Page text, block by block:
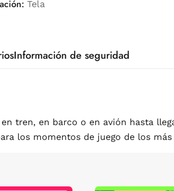
Tela
Información de seguridad
tren, en barco o en avión hasta
los momentos de juego de los más